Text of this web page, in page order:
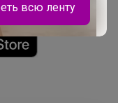
всю ленту